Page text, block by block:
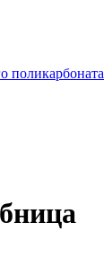
поликарбоната